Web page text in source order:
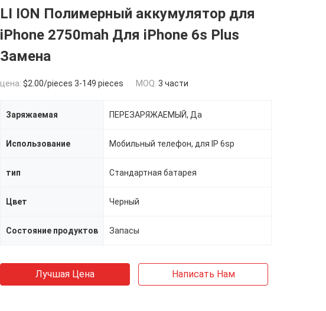
LI ION Полимерный аккумулятор для
iPhone 2750mah Для iPhone 6s Plus
Замена
цена: $2.00/pieces 3-149 pieces MOQ: 3 части
Заряжаемая ПЕРЕЗАРЯЖАЕМЫЙ, Да
Использование Мобильный телефон, для IP 6sp
тип Стандартная батарея
Цвет Черный
Состояние продуктов Запасы
Лучшая Цена Написать Нам